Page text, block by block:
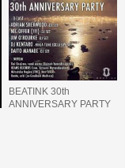
BEATINK 30th
ANNIVERSARY PARTY